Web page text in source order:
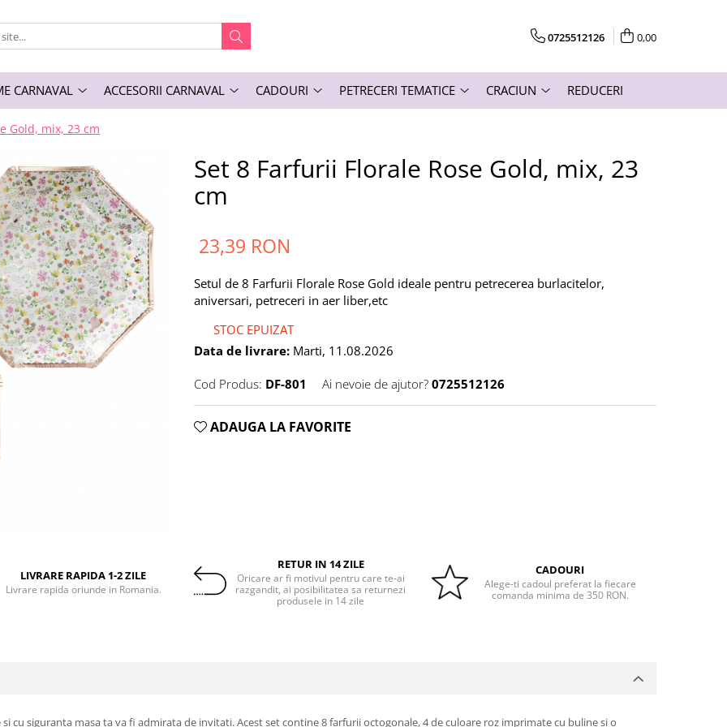
0725512126 0,00
CARNAVAL ACCESORII CARNAVAL CADOURI PETRECERI TEMATICE CRACIUN REDUCERI
Gold, mix, 23 cm
Set 8 Farfurii Florale Rose Gold, mix, 23
cm
23,39 RON
Setul de 8 Farfurii Florale Rose Gold ideale pentru petrecerea burlacitelor,
aniversari, petreceri in aer liber,etc
STOC EPUIZAT
Data de livrare: Marti, 11.08.2026
Cod Produs: DF-801 Ai nevoie de ajutor? 0725512126
ADAUGA LA FAVORITE
LIVRARE RAPIDA 1-2 ZILE
Livrare rapida oriunde in Romania.
RETUR IN 14 ZILE
Oricare ar fi motivul pentru care te-ai
razgandit, ai posibilitatea sa returnezi
produsele in 14 zile
CADOURI
Alege-ti cadoul preferat la fiecare
comanda minima de 350 RON.
cu siguranta masa ta va fi admirata de invitati. Acest set contine 8 farfurii octogonale, 4 de culoare roz imprimate cu buline si o